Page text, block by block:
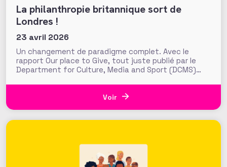
La philanthropie britannique sort de
Londres !
23 avril 2026
Un changement de paradigme complet. Avec le
rapport Our place to Give, tout juste publié par le
Department for Culture, Media and Sport (DCMS)
d’une nouvelle ambition publique pour la
philanthropie au Royaume-Uni. Objectif : « sortir la
Voir